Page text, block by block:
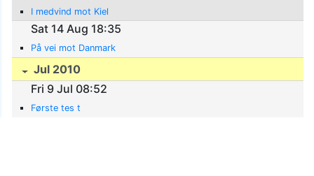
I medvind mot Kiel
Sat 14 Aug 18:35
På vei mot Danmark
Jul 2010
Fri 9 Jul 08:52
Første tes t